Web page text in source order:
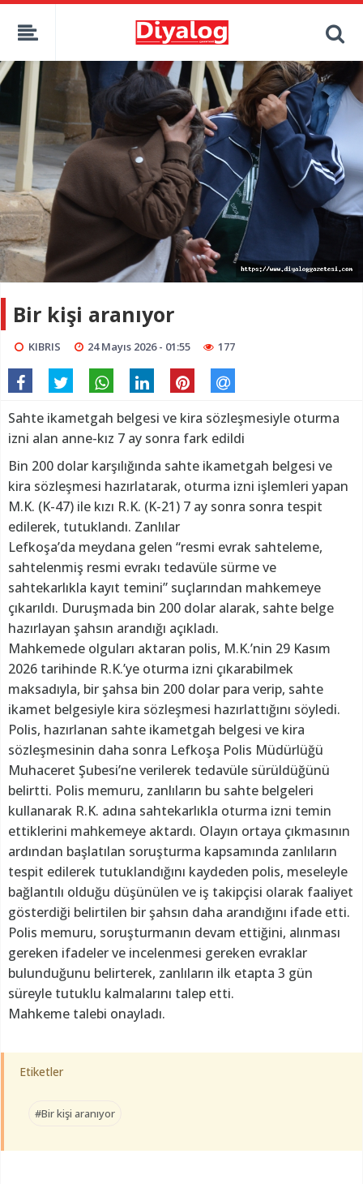
Bir kişi aranıyor
KIBRIS 24 Mayıs 2026 - 01:55 177
Sahte ikametgah belgesi ve kira sözleşmesiyle oturma
izni alan anne-kız 7 ay sonra fark edildi
Bin 200 dolar karşılığında sahte ikametgah belgesi ve
kira sözleşmesi hazırlatarak, oturma izni işlemleri yapan
M.K. (K-47) ile kızı R.K. (K-21) 7 ay sonra sonra tespit
edilerek, tutuklandı. Zanlılar
Lefkoşa’da meydana gelen “resmi evrak sahteleme,
sahtelenmiş resmi evrakı tedavüle sürme ve
sahtekarlıkla kayıt temini” suçlarından mahkemeye
çıkarıldı. Duruşmada bin 200 dolar alarak, sahte belge
hazırlayan şahsın arandığı açıkladı.
Mahkemede olguları aktaran polis, M.K.’nin 29 Kasım
2026 tarihinde R.K.’ye oturma izni çıkarabilmek
maksadıyla, bir şahsa bin 200 dolar para verip, sahte
ikamet belgesiyle kira sözleşmesi hazırlattığını söyledi.
Polis, hazırlanan sahte ikametgah belgesi ve kira
sözleşmesinin daha sonra Lefkoşa Polis Müdürlüğü
Muhaceret Şubesi’ne verilerek tedavüle sürüldüğünü
belirtti. Polis memuru, zanlıların bu sahte belgeleri
kullanarak R.K. adına sahtekarlıkla oturma izni temin
ettiklerini mahkemeye aktardı. Olayın ortaya çıkmasının
ardından başlatılan soruşturma kapsamında zanlıların
tespit edilerek tutuklandığını kaydeden polis, meseleyle
bağlantılı olduğu düşünülen ve iş takipçisi olarak faaliyet
gösterdiği belirtilen bir şahsın daha arandığını ifade etti.
Polis memuru, soruşturmanın devam ettiğini, alınması
gereken ifadeler ve incelenmesi gereken evraklar
bulunduğunu belirterek, zanlıların ilk etapta 3 gün
süreyle tutuklu kalmalarını talep etti.
Mahkeme talebi onayladı.
Etiketler
#Bir kişi aranıyor